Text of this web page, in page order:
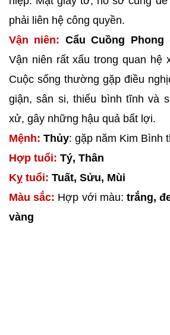
phải liên hệ công quyền.
Vận niên: Cẩu Cuồng
Vận niên rất xấu trong quan hệ
Cuộc sống thường gặp điều
giận, sân si, thiếu bình tĩnh và
xử, gây những hậu quả bất lợi.
Mệnh: Thủy: gặp năm Kim Bình
Hợp tuổi: Tý, Thân
Kỵ tuổi: Tuất, Sửu, Mùi
Màu sắc: Hợp với màu:trắng,
vàng